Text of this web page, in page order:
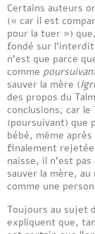
Certains auteurs
(« car il est
pour la tuer »)
fondé sur
n’est que parce
comme
sauver la mère (
des propos du
conclusions, car
(poursuivant) que
bébé, même
finalement
naisse, il n’est
sauver la mère,
comme une
Toujours au sujet
expliquent que,